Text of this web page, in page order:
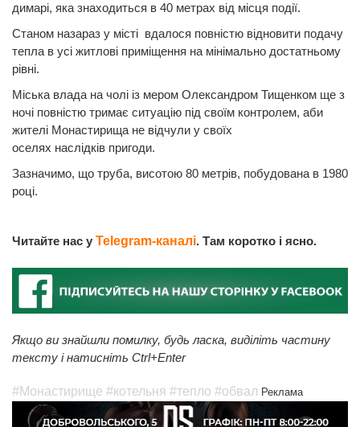
димарі, яка знаходиться в 40 метрах від місця події.
Станом назараз у місті вдалося повністю відновити подачу
тепла в усі житлові приміщення на мінімально достатньому
рівні.
Міська влада на чолі із мером Олександром Тищенком ще з
ночі повністю тримає ситуацію під своїм контролем, аби
жителі Монастирища не відчули у своїх
оселях наслідків пригоди.
Зазначимо, що труба, висотою 80 метрів, побудована в 1980
році.
Читайте нас у Telegram-каналі. Там коротко і ясно.
Якщо ви знайшли помилку, будь ласка, виділіть частину
тексту і натисніть Ctrl+Enter
#Монастирище #котельня #тепло #обвал Реклама